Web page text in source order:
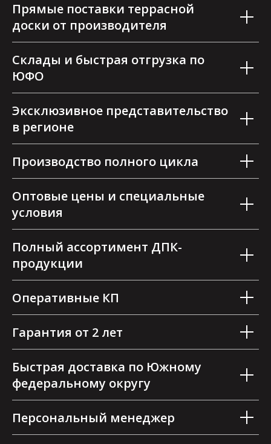
Прямые поставки террасной
доски от производителя
Склады и быстрая отгрузка по
ЮФО
Эксклюзивное представительство
в регионе
Производство полного цикла
Оптовые цены и специальные
условия
Полный ассортимент ДПК-
продукции
Оперативные КП
Гарантия от 2 лет
Быстрая доставка по Южному
федеральному округу
Персональный менеджер